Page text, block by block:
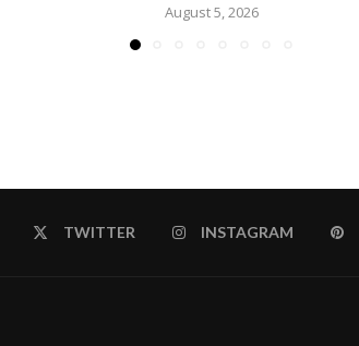
August 5, 2026
TWITTER INSTAGRAM